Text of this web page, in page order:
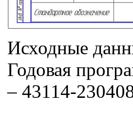
Исходные
Годовая
– 43114-